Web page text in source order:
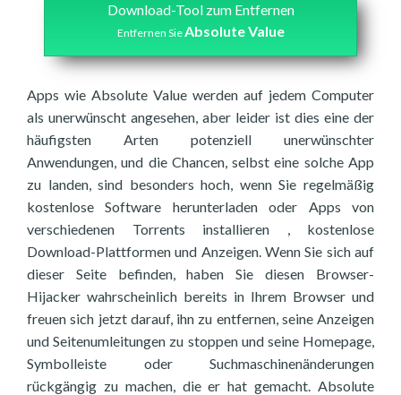
Download-Tool zum Entfernen
Entfernen SieAbsolute Value
Apps wie Absolute Value werden auf jedem Computer
als unerwünscht angesehen, aber leider ist dies eine der
häufigsten Arten potenziell unerwünschter
Anwendungen, und die Chancen, selbst eine solche App
zu landen, sind besonders hoch, wenn Sie regelmäßig
kostenlose Software herunterladen oder Apps von
verschiedenen Torrents installieren , kostenlose
Download-Plattformen und Anzeigen. Wenn Sie sich auf
dieser Seite befinden, haben Sie diesen Browser-
Hijacker wahrscheinlich bereits in Ihrem Browser und
freuen sich jetzt darauf, ihn zu entfernen, seine Anzeigen
und Seitenumleitungen zu stoppen und seine Homepage,
Symbolleiste oder Suchmaschinenänderungen
rückgängig zu machen, die er hat gemacht. Absolute